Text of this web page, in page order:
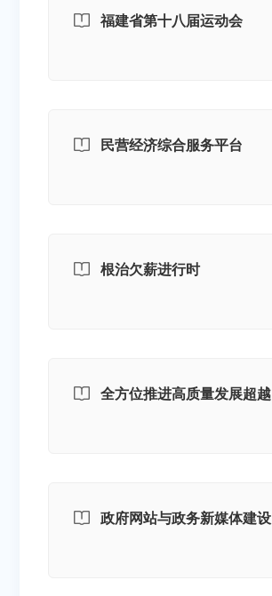
福建省第十八届运动会
民营经济综合服务平台
根治欠薪进行时
全方位推进高质量发展超越
政府网站与政务新媒体建设